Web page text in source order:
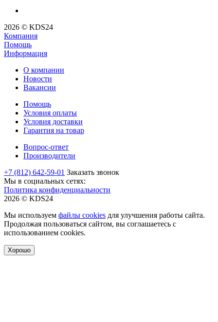
2026 © KDS24
Компания
Помощь
Информация
О компании
Новости
Вакансии
Помощь
Условия оплаты
Условия доставки
Гарантия на товар
Вопрос-ответ
Производители
+7 (812) 642-59-01 Заказать звонок
Мы в социальных сетях:
Политика конфиденциальности
2026 © KDS24
Мы используем файлы cookies для улучшения работы сайта.
Продолжая пользоваться сайтом, вы соглашаетесь с
использованием cookies.
Хорошо